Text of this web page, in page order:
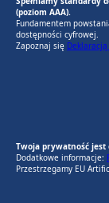
(poziom AAA).
Fundamentem
dostępności cyfrowej.
Zapoznaj się
Twoja prywatność jest
Dodatkowe informacje:
Przestrzegamy EU